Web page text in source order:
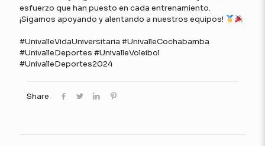
esfuerzo que han puesto en cada entrenamiento.
¡Sigamos apoyando y alentando a nuestros equipos!
#UnivalleVidaUniversitaria #UnivalleCochabamba
#UnivalleDeportes #UnivalleVoleibol
#UnivalleDeportes2024
Share